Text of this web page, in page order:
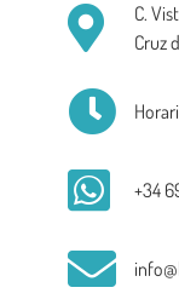
C.
Cruz
+34